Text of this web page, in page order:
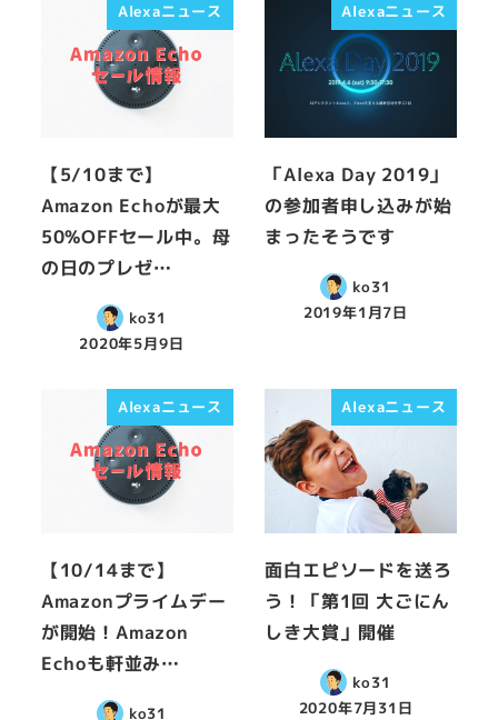
Alexaニュース
【5/10まで】
Amazon Echoが最大
50%OFFセール中。母
の日のプレゼ…
ko31
2020年5月9日
Alexaニュース
「Alexa Day 2019」
の参加者申し込みが始
まったそうです
ko31
2019年1月7日
Alexaニュース
【10/14まで】
Amazonプライムデー
が開始！Amazon
Echoも軒並み…
ko31
Alexaニュース
面白エピソードを送ろ
う！「第1回 大ごにん
しき大賞」開催
ko31
2020年7月31日